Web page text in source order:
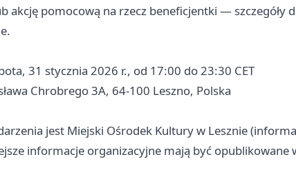
akcję pomocową na rzecz beneficjentki — szczegóły
31 stycznia 2026 r., od 17:00 do 23:30 CET
Chrobrego 3A, 64-100 Leszno, Polska
jest Miejski Ośrodek Kultury w Lesznie
informacje organizacyjne mają być opublikowane